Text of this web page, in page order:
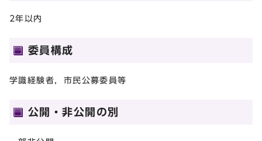
2年以内
委員構成
学識経験者，市民公募委員等
公開・非公開の別